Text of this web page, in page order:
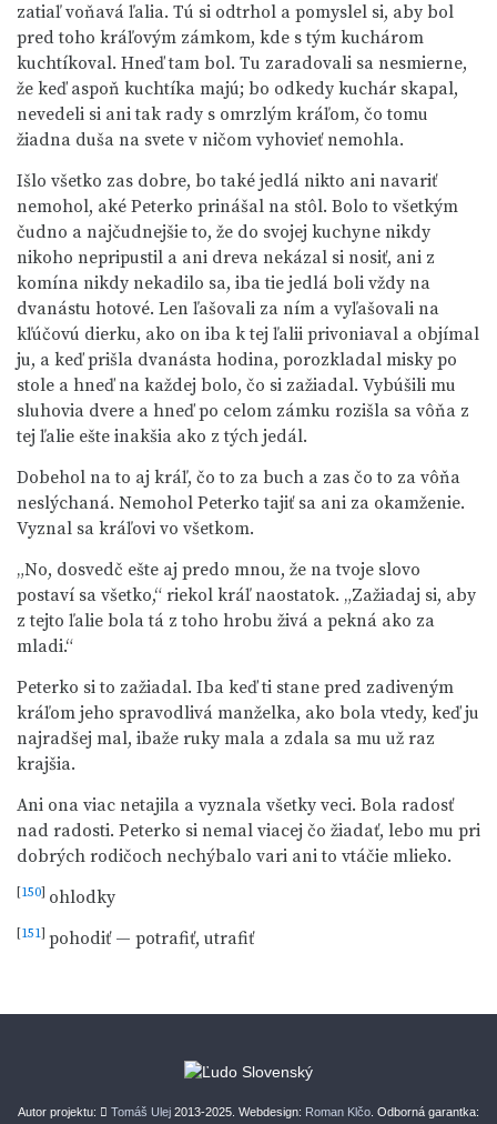
zatiaľ voňavá ľalia. Tú si odtrhol a pomyslel si, aby bol
pred toho kráľovým zámkom, kde s tým kuchárom
kuchtíkoval. Hneď tam bol. Tu zaradovali sa nesmierne,
že keď aspoň kuchtíka majú; bo odkedy kuchár skapal,
nevedeli si ani tak rady s omrzlým kráľom, čo tomu
žiadna duša na svete v ničom vyhovieť nemohla.
Išlo všetko zas dobre, bo také jedlá nikto ani navariť
nemohol, aké Peterko prinášal na stôl. Bolo to všetkým
čudno a najčudnejšie to, že do svojej kuchyne nikdy
nikoho nepripustil a ani dreva nekázal si nosiť, ani z
komína nikdy nekadilo sa, iba tie jedlá boli vždy na
dvanástu hotové. Len ľašovali za ním a vyľašovali na
kľúčovú dierku, ako on iba k tej ľalii privoniaval a objímal
ju, a keď prišla dvanásta hodina, porozkladal misky po
stole a hneď na každej bolo, čo si zažiadal. Vybúšili mu
sluhovia dvere a hneď po celom zámku rozišla sa vôňa z
tej ľalie ešte inakšia ako z tých jedál.
Dobehol na to aj kráľ, čo to za buch a zas čo to za vôňa
neslýchaná. Nemohol Peterko tajiť sa ani za okamženie.
Vyznal sa kráľovi vo všetkom.
„No, dosvedč ešte aj predo mnou, že na tvoje slovo
postaví sa všetko,“ riekol kráľ naostatok. „Zažiadaj si, aby
z tejto ľalie bola tá z toho hrobu živá a pekná ako za
mladi.“
Peterko si to zažiadal. Iba keď ti stane pred zadiveným
kráľom jeho spravodlivá manželka, ako bola vtedy, keď ju
najradšej mal, ibaže ruky mala a zdala sa mu už raz
krajšia.
Ani ona viac netajila a vyznala všetky veci. Bola radosť
nad radosti. Peterko si nemal viacej čo žiadať, lebo mu pri
dobrých rodičoch nechýbalo vari ani to vtáčie mlieko.
[150] ohlodky
[151] pohodiť — potrafiť, utrafiť
Autor projektu: Tomáš Ulej 2013-2025. Webdesign: Roman Klčo . Odborná garantka: